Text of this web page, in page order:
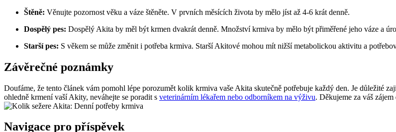
Štěně: Věnujte pozornost věku a váze štěněte. V prvních měsících života by mělo jíst až 4-6 krát denně.
Dospělý pes: Dospělý Akita by měl být krmen dvakrát denně. Množství krmiva by mělo být přiměřené jeho váze a
Starší pes: S věkem se může změnit i potřeba krmiva. Starší Akitové mohou mít nižší metabolickou aktivitu a
Závěrečné poznámky
Doufáme, že tento článek vám pomohl lépe porozumět kolik krmiva vaše Akita skutečně potřebuje každý den. Je důležité
ohledně krmení vaší Akity, neváhejte se poradit s veterinárním lékařem nebo odborníkem na výživu. Děkujeme za váš zájem
Navigace pro příspěvek